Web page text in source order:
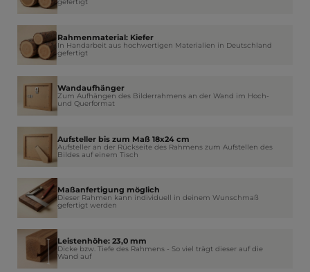
gefertigt
Rahmenmaterial: Kiefer
In Handarbeit aus hochwertigen Materialien in Deutschland
gefertigt
Wandaufhänger
Zum Aufhängen des Bilderrahmens an der Wand im Hoch-
und Querformat
Aufsteller bis zum Maß 18x24 cm
Aufsteller an der Rückseite des Rahmens zum Aufstellen des
Bildes auf einem Tisch
Maßanfertigung möglich
Dieser Rahmen kann individuell in deinem Wunschmaß
gefertigt werden
Leistenhöhe: 23,0 mm
Dicke bzw. Tiefe des Rahmens - So viel trägt dieser auf die
Wand auf